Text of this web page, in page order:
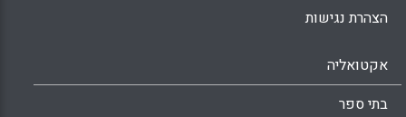
הצהרת נגישות
אקטואליה
בתי ספר